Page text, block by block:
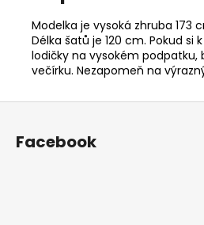
Modelka je vysoká zhruba 173
Délka šatů je 120 cm. Pokud si
lodičky na vysokém podpatku,
večírku. Nezapomeň na
Facebook